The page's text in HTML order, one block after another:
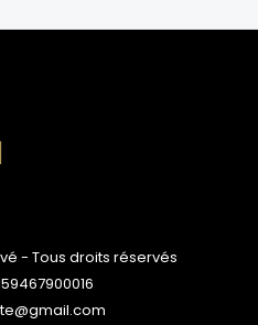
- Tous droits réservés